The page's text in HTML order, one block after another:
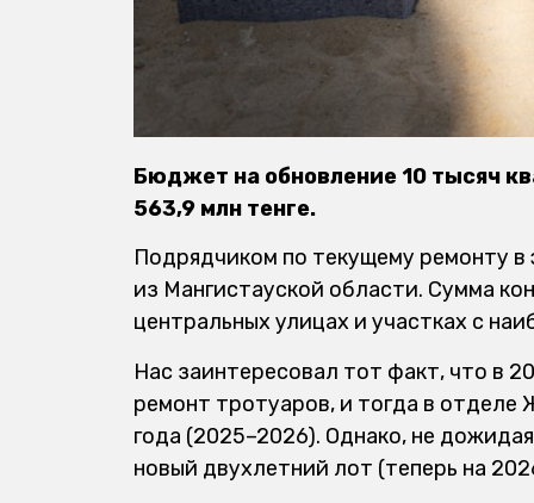
Бюджет на обновление 10 тысяч
563,9 млн тенге.
Подрядчиком по текущему ремонту
из Мангистауской области. Сумма
центральных улицах и участках с
Нас заинтересовал тот факт, что в
ремонт тротуаров, и тогда в
года (2025–2026). Однако, не
новый двухлетний лот (теперь на